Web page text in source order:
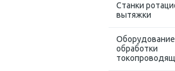
Станки
вытяжки
обработки